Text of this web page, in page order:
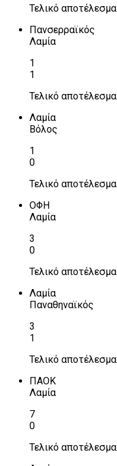
Τελικό αποτέλεσμα
Πανσερραϊκός
Λαμία
1
1
Τελικό αποτέλεσμα
Λαμία
Βόλος
1
0
Τελικό αποτέλεσμα
ΟΦΗ
Λαμία
3
0
Τελικό αποτέλεσμα
Λαμία
Παναθηναϊκός
3
1
Τελικό αποτέλεσμα
ΠΑΟΚ
Λαμία
7
0
Τελικό αποτέλεσμα